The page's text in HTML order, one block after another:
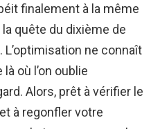
finalement à la même
quête du dixième de
ne connaît
où l’on oublie
Alors, prêt à vérifier le
à regonfler votre